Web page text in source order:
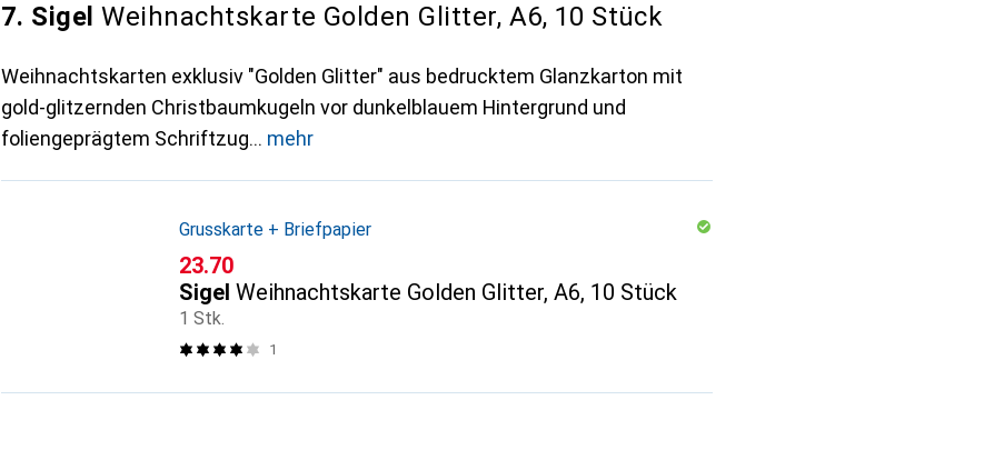
7. Sigel Weihnachtskarte Golden Glitter, A6, 10 Stück
Weihnachtskarten exklusiv "Golden Glitter" aus bedrucktem Glanzkarton mit
gold-glitzernden Christbaumkugeln vor dunkelblauem Hintergrund und
foliengeprägtem Schriftzug
mehr
Grusskarte + Briefpapier
CHF
23.70
Sigel Weihnachtskarte Golden Glitter, A6, 10 Stück
1 Stk.
1